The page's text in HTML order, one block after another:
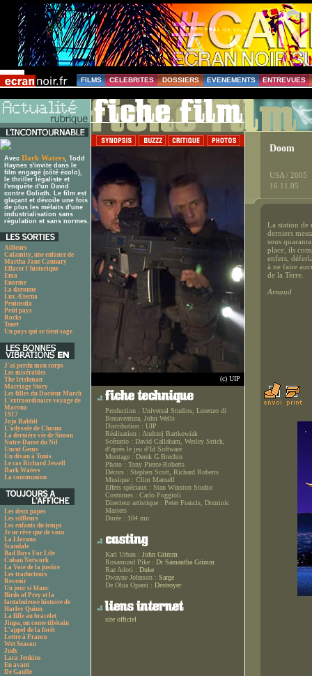
FILMS CELEBRITES DOSSIERS EVENEMENTS ENTREVUES
Avec Dark Waters, Todd
Haynes s'invite dans le
film engagé (côté écolo),
le thriller légaliste et
l'enquête d'un David
contre Goliath. Le film est
glaçant et dévoile une fois
de plus les méfaits d'une
industrialisation sans
régulation et sans normes.
Ailleurs
Calamity, une enfance de
Martha Jane Cannary
Effacer l'historique
Ema
Enorme
La daronne
Lux Æterna
Peninsula
Petit pays
Rocks
Tenet
Un pays qui se tient sage
J'ai perdu mon corps
Les misérables
The Irishman
Marriage Story
Les filles du Docteur March
L'extraordinaire voyage de
Marona
1917
Jojo Rabbit
L'odyssée de Choum
La dernière vie de Simon
Notre-Dame du Nil
Uncut Gems
Un divan à Tunis
Le cas Richard Jewell
Dark Waters
La communion
Les deux papes
Les siffleurs
Les enfants du temps
Je ne rêve que de vous
La Llorana
Scandale
Bad Boys For Life
Cuban Network
La Voie de la justice
Les traducteurs
Revenir
Un jour si blanc
Birds of Prey et la
fantabuleuse histoire de
Harley Quinn
La fille au bracelet
Jinpa, un conte tibétain
L'appel de la forêt
Lettre à Franco
Wet Season
Judy
Lara Jenkins
En avant
De Gaulle
(c) UIP
Production : Universal Studios, Lorenzo di
Bonaventura, John Wells
Distribution : UIP
Réalisation : Andrzej Bartkowiak
Scénario : David Callaham, Wesley Strick,
d’après le jeu d’Id Software
Montage : Derek G.Brechin
Photo : Tony Pierce-Roberts
Décors : Stephen Scott, Richard Roberts
Musique : Clint Mansell
Effets spéciaux : Stan Winston Studio
Costumes : Carlo Poggioli
Directeur artistique : Peter Francis, Dominic
Masters
Durée : 104 mn
Karl Urban : John Grimm
Rosamund Pike : Dr Samantha Grimm
Raz Adoti : Duke
Dwayne Johnson : Sarge
De Obia Oparei : Destroyer
site officiel
Doom
USA / 2005
16.11.05
La station de
derniers
sous
place, ils
enfers,
à ne faire
de la Terre.
Arnaud